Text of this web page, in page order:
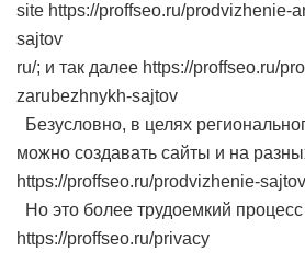
site https://proffseo.ru/prodvizhenie-
sajtov
ru/; и так далее https://proffseo.ru/
zarubezhnykh-sajtov
Безусловно, в целях
можно создавать сайты и на
https://proffseo.ru/prodvizhenie-
Но это более трудоемкий процесс
https://proffseo.ru/privacy